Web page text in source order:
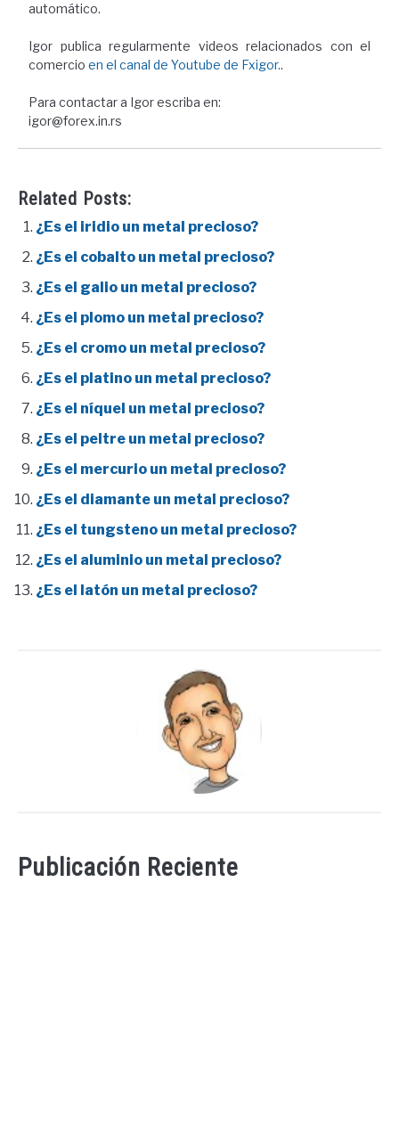
automático.
Igor publica regularmente videos relacionados con el
comercio en el canal de Youtube de Fxigor..
Para contactar a Igor escriba en:
igor@forex.in.rs
Related Posts:
¿Es el iridio un metal precioso?
¿Es el cobalto un metal precioso?
¿Es el galio un metal precioso?
¿Es el plomo un metal precioso?
¿Es el cromo un metal precioso?
¿Es el platino un metal precioso?
¿Es el níquel un metal precioso?
¿Es el peltre un metal precioso?
¿Es el mercurio un metal precioso?
¿Es el diamante un metal precioso?
¿Es el tungsteno un metal precioso?
¿Es el aluminio un metal precioso?
¿Es el latón un metal precioso?
Publicación Reciente